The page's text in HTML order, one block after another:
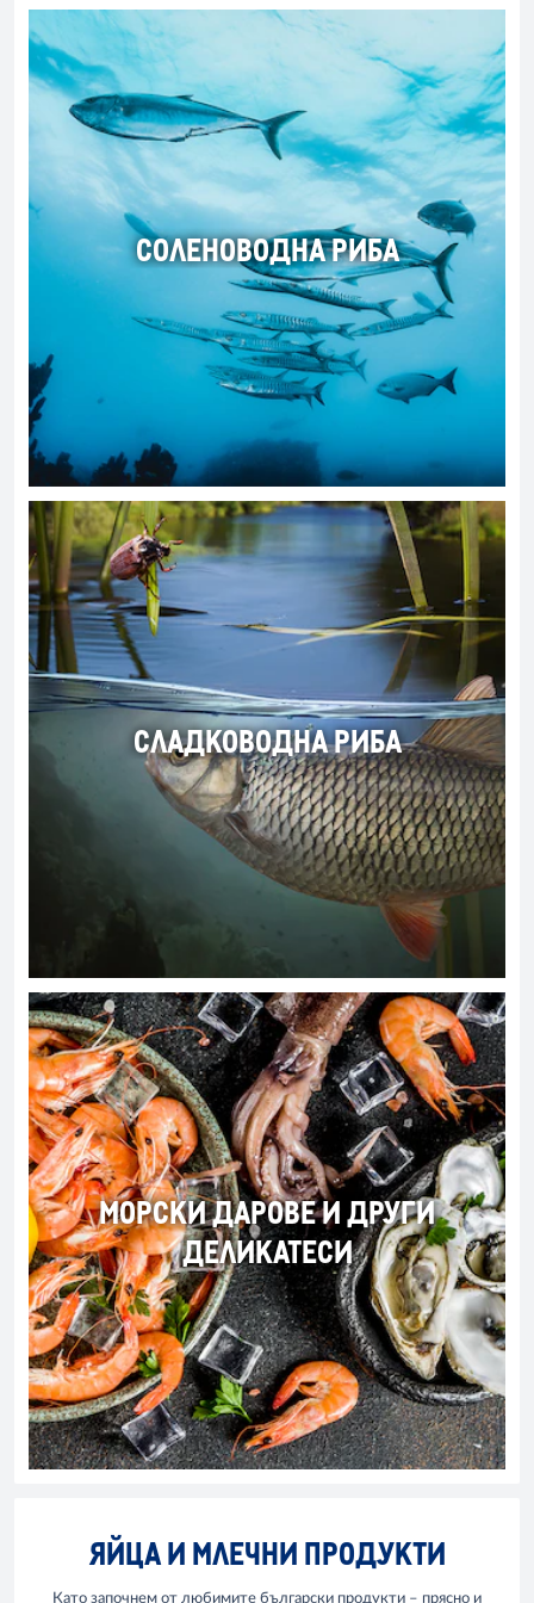
СОЛЕНОВОДНА РИБА
СЛАДКОВОДНА РИБА
МОРСКИ ДАРОВЕ И ДРУГИ
ДЕЛИКАТЕСИ
ЯЙЦА И МЛЕЧНИ ПРОДУКТИ
Като започнем от любимите български продукти – прясно и